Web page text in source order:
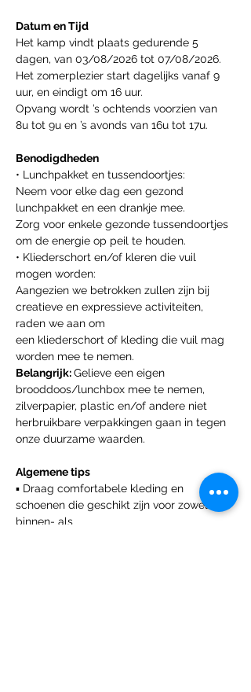
Datum en Tijd
Het kamp vindt plaats gedurende 5
dagen, van 03/08/2026 tot 07/08/2026.
Het zomerplezier start dagelijks vanaf 9
uur, en eindigt om 16 uur.
Opvang wordt ’s ochtends voorzien van
8u tot 9u en ’s avonds van 16u tot 17u.
Benodigdheden
• Lunchpakket en tussendoortjes:
Neem voor elke dag een gezond
lunchpakket en een drankje mee.
Zorg voor enkele gezonde tussendoortjes
om de energie op peil te houden.
• Kliederschort en/of kleren die vuil
mogen worden:
Aangezien we betrokken zullen zijn bij
creatieve en expressieve activiteiten,
raden we aan om
een kliederschort of kleding die vuil mag
worden mee te nemen.
Belangrijk: Gelieve een eigen
brooddoos/lunchbox mee te nemen,
zilverpapier, plastic en/of andere niet
herbruikbare verpakkingen gaan in tegen
onze duurzame waarden.
Algemene tips
▪ Draag comfortabele kleding en
schoenen die geschikt zijn voor zowel
binnen- als